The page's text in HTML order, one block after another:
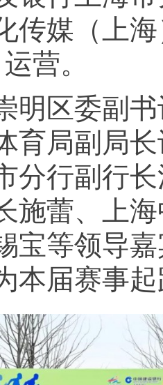
传媒（上
营。
区委副书
育局副局
分行副行
施蕾、上
宝等领导
本届赛事